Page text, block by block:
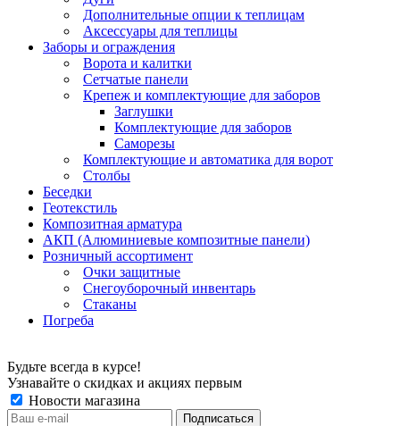
Дополнительные опции к теплицам
Аксессуары для теплицы
Заборы и ограждения
Ворота и калитки
Сетчатые панели
Крепеж и комплектующие для заборов
Заглушки
Комплектующие для заборов
Саморезы
Комплектующие и автоматика для ворот
Столбы
Беседки
Геотекстиль
Композитная арматура
АКП (Алюминиевые композитные панели)
Розничный ассортимент
Очки защитные
Снегоуборочный инвентарь
Стаканы
Погреба
Будьте всегда в курсе!
Узнавайте о скидках и акциях первым
Новости магазина